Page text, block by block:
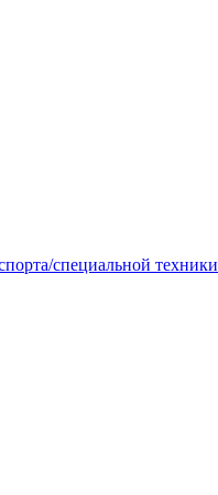
специальной техники